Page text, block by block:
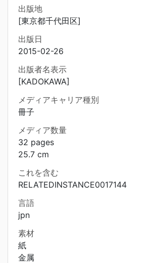
出版地
[東京都千代田区]
出版日
2015-02-26
出版者名表示
[KADOKAWA]
メディアキャリア種別
冊子
メディア数量
32 pages
25.7 cm
これを含む
RELATEDINSTANCE0017144
言語
jpn
素材
紙
金属